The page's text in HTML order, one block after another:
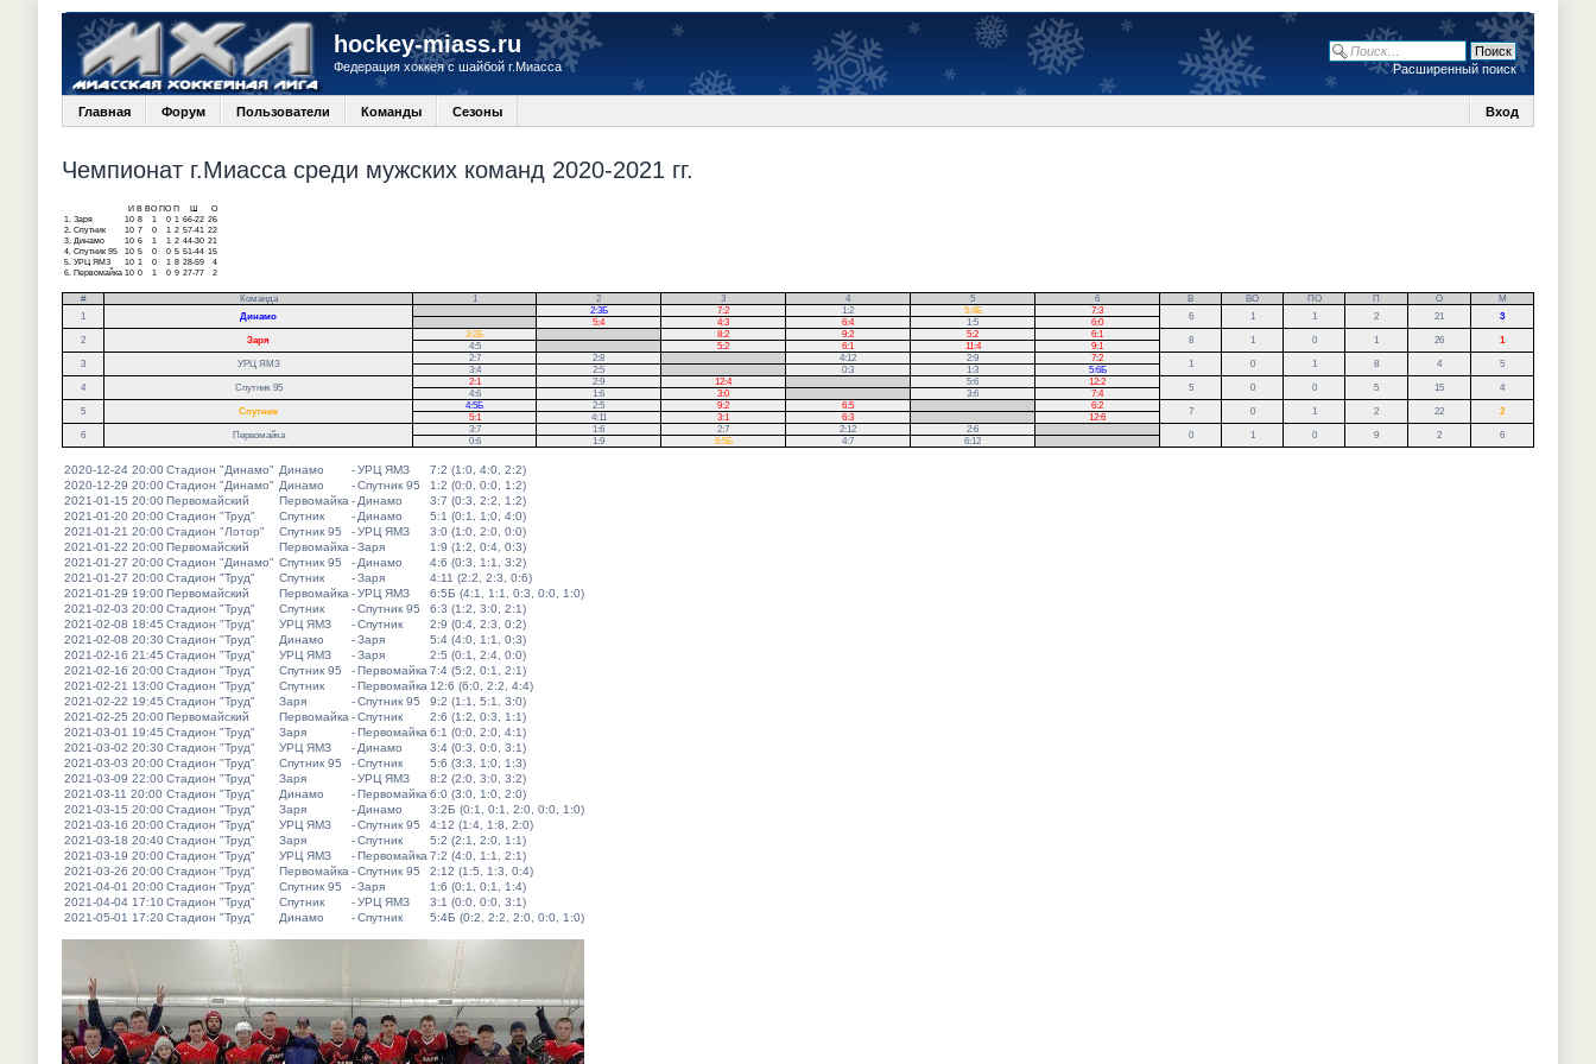
hockey-miass.ru
Федерация хоккея с шайбой г.Миасса Расширенный поиск
Главная Форум Пользователи Команды Сезоны Вход
Чемпионат г.Миасса среди мужских команд 2020-2021 гг.
И В ВО ПО П
О
1.
Заря 10 8 1 0 1 66-22 26
2. Спутник 10 7 0 1 2 57-41
22
3.
Динамо 10 6 1 1 2 44-30 21
4. Спутник 95 10 5 0 0 5 51-44 15
5. УРЦ ЯМЗ 10 1 0 1 8 28-59
4
6.
Первомайка 10 0 1 0 9 27-77 2
# Команда 1 2 3 4 5 6 В ВО ПО П О
М
1
Динамо
2:3Б 7:2 1:2 5:4Б 7:3
6 1 1 2 21 3
5:4 4:3 6:4 1:5
6:0
2
Заря
3:2Б 8:2 9:2 5:2 6:1
8 1 0 1 26 1
4:5 5:2 6:1 11:4
9:1
3
УРЦ ЯМЗ
2:7 2:8 4:12 2:9 7:2
1 0 1 8 4 5
3:4 2:5 0:3 1:3
5:6Б
4
Спутник 95
2:1 2:9 12:4 5:6 12:2
5 0 0 5 15 4
4:6 1:6 3:0 3:6
7:4
5
Спутник
4:5Б 2:5 9:2 6:5 6:2
7 0 1 2 22 2
5:1 4:11 3:1 6:3
12:6
6
Первомайка
3:7 1:6 2:7 2:12 2:6
0 1 0 9 2 6
0:6 1:9 6:5Б 4:7 6:12
2020-12-24 20:00Стадион "Динамо" Динамо -УРЦ ЯМЗ
7:2 (1:0, 4:0, 2:2)
2020-12-29 20:00Стадион "Динамо" Динамо -Спутник 95
1:2 (0:0, 0:0, 1:2)
2021-01-15 20:00Первомайский Первомайка - Динамо
3:7 (0:3, 2:2, 1:2)
2021-01-20 20:00Стадион "Труд" Спутник - Динамо
5:1 (0:1, 1:0, 4:0)
2021-01-21 20:00Стадион "Лотор" Спутник 95 -УРЦ ЯМЗ
3:0 (1:0, 2:0, 0:0)
2021-01-22 20:00Первомайский Первомайка -Заря
1:9 (1:2, 0:4, 0:3)
2021-01-27 20:00Стадион "Динамо" Спутник 95 - Динамо
4:6 (0:3, 1:1, 3:2)
2021-01-27 20:00Стадион "Труд" Спутник -Заря
4:11 (2:2, 2:3, 0:6)
2021-01-29 19:00Первомайский Первомайка -УРЦ ЯМЗ
6:5Б (4:1, 1:1, 0:3, 0:0, 1:0)
2021-02-03 20:00Стадион "Труд" Спутник -Спутник 95
6:3 (1:2, 3:0, 2:1)
2021-02-08 18:45 Стадион "Труд" УРЦ ЯМЗ -Спутник
2:9 (0:4, 2:3, 0:2)
2021-02-08 20:30Стадион "Труд" Динамо -Заря
5:4 (4:0, 1:1, 0:3)
2021-02-16 21:45 Стадион "Труд" УРЦ ЯМЗ -Заря
2:5 (0:1, 2:4, 0:0)
2021-02-16 20:00Стадион "Труд" Спутник 95 -Первомайка 7:4 (5:2, 0:1, 2:1)
2021-02-21 13:00Стадион "Труд" Спутник -Первомайка 12:6 (6:0, 2:2, 4:4)
2021-02-22 19:45 Стадион "Труд" Заря -Спутник 95
9:2 (1:1, 5:1, 3:0)
2021-02-25 20:00Первомайский Первомайка -Спутник
2:6 (1:2, 0:3, 1:1)
2021-03-01 19:45 Стадион "Труд" Заря -Первомайка 6:1 (0:0, 2:0, 4:1)
2021-03-02 20:30Стадион "Труд" УРЦ ЯМЗ - Динамо
3:4 (0:3, 0:0, 3:1)
2021-03-03 20:00Стадион "Труд" Спутник 95 -Спутник
5:6 (3:3, 1:0, 1:3)
2021-03-09 22:00Стадион "Труд" Заря -УРЦ ЯМЗ
8:2 (2:0, 3:0, 3:2)
2021-03-11 20:00 Стадион "Труд" Динамо -Первомайка 6:0 (3:0, 1:0, 2:0)
2021-03-15 20:00Стадион "Труд" Заря - Динамо
3:2Б (0:1, 0:1, 2:0, 0:0, 1:0)
2021-03-16 20:00Стадион "Труд" УРЦ ЯМЗ -Спутник 95
4:12 (1:4, 1:8, 2:0)
2021-03-18 20:40Стадион "Труд" Заря -Спутник
5:2 (2:1, 2:0, 1:1)
2021-03-19 20:00Стадион "Труд" УРЦ ЯМЗ -Первомайка 7:2 (4:0, 1:1, 2:1)
2021-03-26 20:00Стадион "Труд" Первомайка -Спутник 95
2:12 (1:5, 1:3, 0:4)
2021-04-01 20:00Стадион "Труд" Спутник 95 -Заря
1:6 (0:1, 0:1, 1:4)
2021-04-04 17:10Стадион "Труд" Спутник -УРЦ ЯМЗ
3:1 (0:0, 0:0, 3:1)
2021-05-01 17:20Стадион "Труд" Динамо -Спутник 5:4Б (0:2, 2:2, 2:0, 0:0, 1:0)